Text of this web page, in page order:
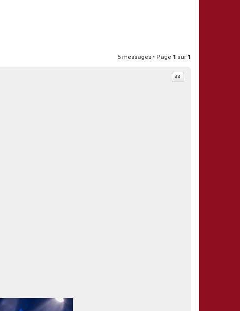
5 messages • Page 1 sur 1
Citation